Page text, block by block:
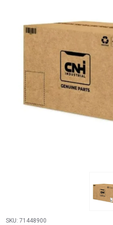
SKU: 71448900